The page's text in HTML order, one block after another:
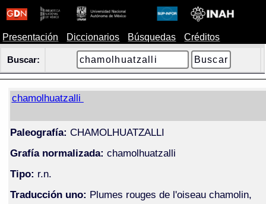
Presentación Diccionarios Búsquedas Créditos
Buscar:
chamolhuatzalli
Paleografía: CHAMOLHUATZALLI
Grafía normalizada: chamolhuatzalli
Tipo: r.n.
Traducción uno: Plumes rouges de l'oiseau chamolin,